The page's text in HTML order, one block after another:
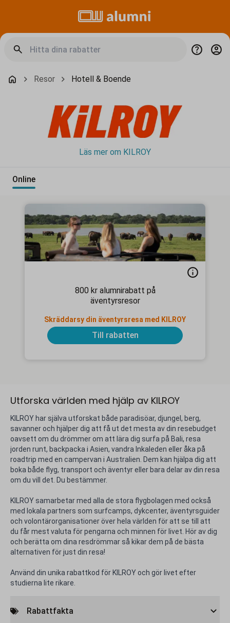
Resor Hotell & Boende
Läs mer om KILROY
Online
800 kr alumnirabatt på
äventyrsresor
Skräddarsy din äventyrsresa med KILROY
Till rabatten
Utforska världen med hjälp av KILROY
KILROY har själva utforskat både paradisöar, djungel, berg,
savanner och hjälper dig att få ut det mesta av din resebudget
oavsett om du drömmer om att lära dig surfa på Bali, resa
jorden runt, backpacka i Asien, vandra Inkaleden eller åka på
roadtrip med en campervan i Australien. Dem kan hjälpa dig att
boka både flyg, transport och äventyr eller bara delar av din resa
om du vill det. Du bestämmer.
KILROY samarbetar med alla de stora flygbolagen med också
med lokala partners som surfcamps, dykcenter, äventyrsguider
och volontärorganisationer över hela världen för att se till att
du får mest valuta för pengarna och minnen för livet. Hör av dig
och berätta om dina resdrömmar så kikar dem på de bästa
alternativen för just din resa!
Använd din unika rabattkod för KILROY och gör livet efter
studierna lite rikare.
Rabattfakta